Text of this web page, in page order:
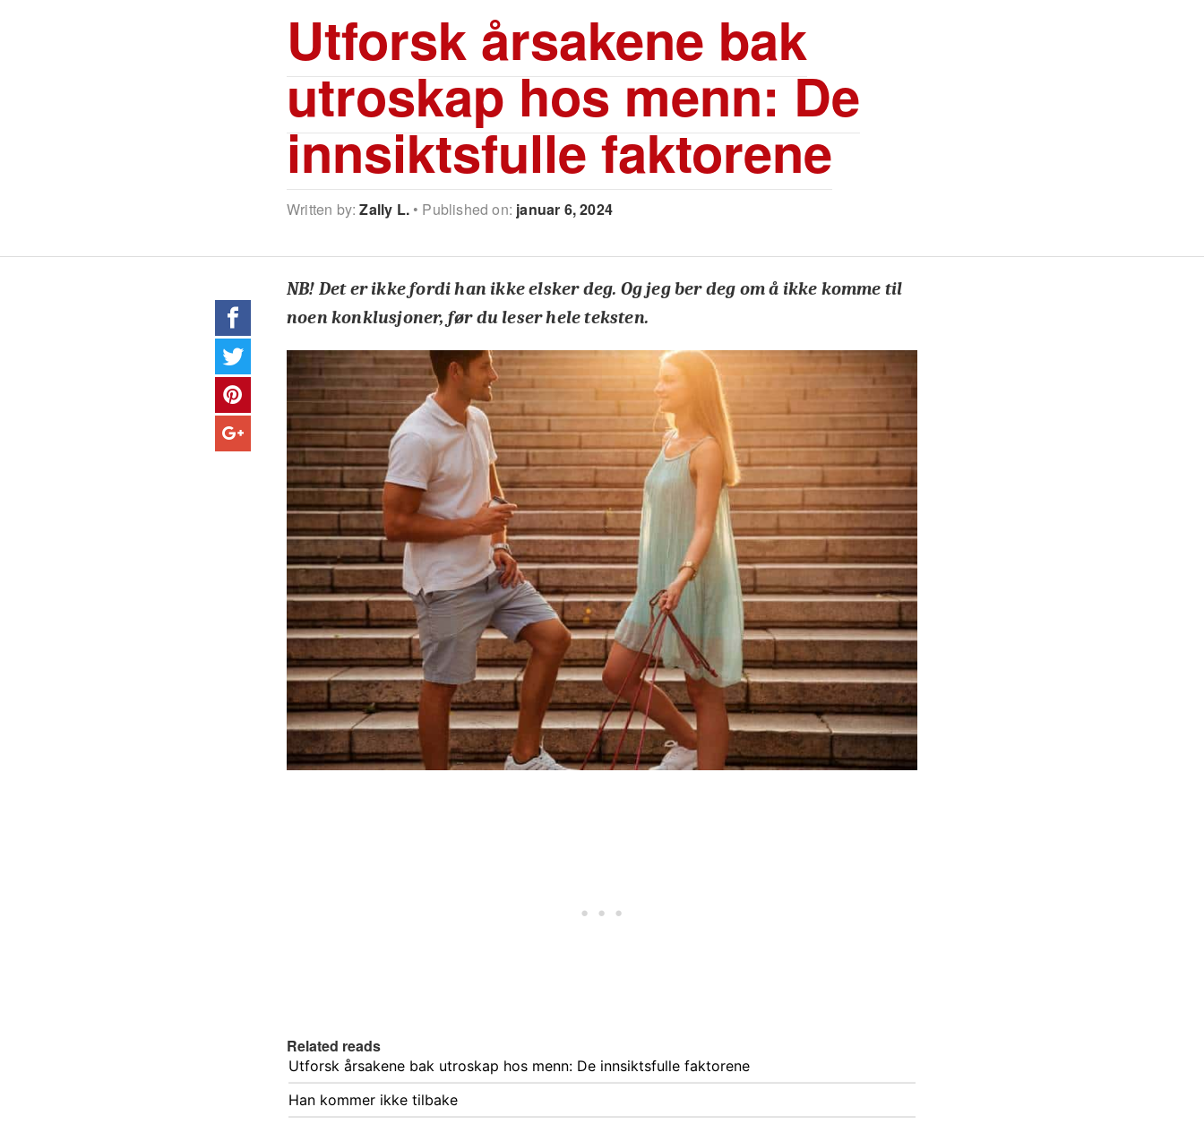
Utforsk årsakene bak
utroskap hos menn: De
innsiktsfulle faktorene
Written by:Zally L. Published on: januar 6, 2024
NB! Det er ikke fordi han ikke elsker deg. Og jeg ber deg om å ikke komme til
noen konklusjoner, før du leser hele teksten.
Related reads
Utforsk årsakene bak utroskap hos menn: De innsiktsfulle faktorene
Han kommer ikke tilbake